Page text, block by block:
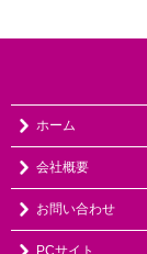
ホーム
会社概要
お問い合わせ